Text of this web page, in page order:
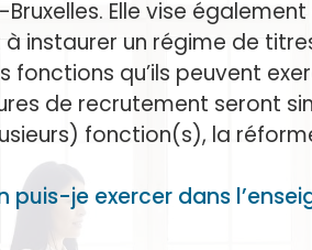
Elle vise
instaurer un régime de
qu’ils peuvent
de recrutement seront
fonction(s), la
je exercer dans